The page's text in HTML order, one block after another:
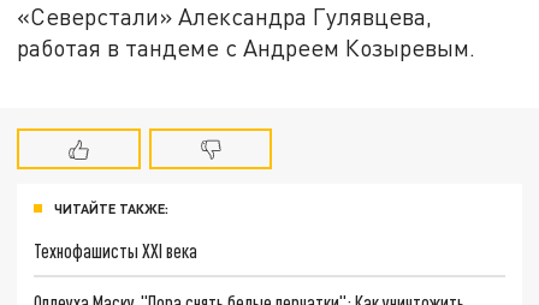
«Северстали» Александра Гулявцева,
работая в тандеме с Андреем Козыревым.
ЧИТАЙТЕ ТАКЖЕ:
Технофашисты XXI века